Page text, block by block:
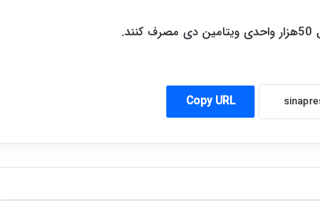
Copy URL